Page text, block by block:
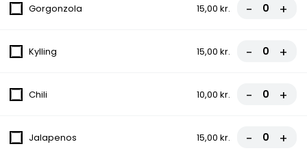
Tomatsauce, Ost
Tomatsauce, Ost, Skinke, Champignon
Gorgonzola 15,00 kr. - +
Kylling 15,00 kr. - +
Chili 10,00 kr. - +
Jalapenos 15,00 kr. - +